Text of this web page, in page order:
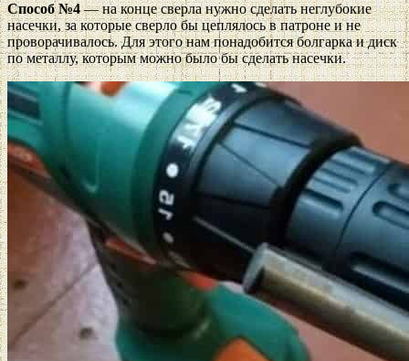
Способ №4— на конце сверла нужно сделать неглубокие
насечки, за которые сверло бы цеплялось в патроне и не
проворачивалось. Для этого нам понадобится болгарка и диск
по металлу, которым можно было бы сделать насечки.